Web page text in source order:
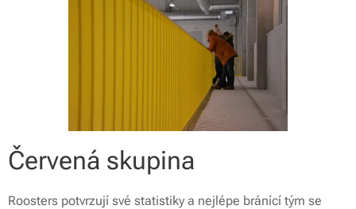
Červená skupina
Roosters potvrzují své statistiky a nejlépe bránící tým se